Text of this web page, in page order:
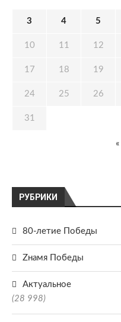
РУБРИКИ
80-летие Победы
Zнамя Победы
Актуальное
(28 998)
3 4 5
10 11 12
17 18 19
24 25 26
31